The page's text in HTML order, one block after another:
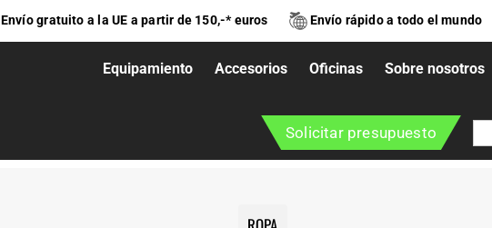
Envío gratuito a la UE a partir de 150,-* euros Envío rápido a todo el mundo
Equipamiento Accesorios Oficinas Sobre nosotros
Solicitar presupuesto